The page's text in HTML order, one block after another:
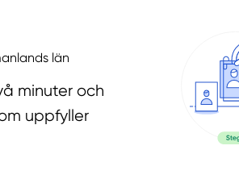
län
minuter och
uppfyller